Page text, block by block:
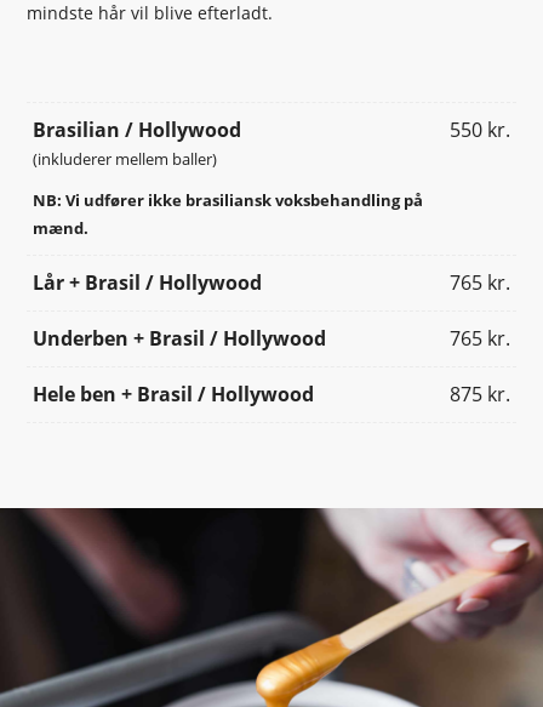
mindste hår vil blive efterladt.
Brasilian / Hollywood 550 kr.
(inkluderer mellem baller)
NB: Vi udfører ikke brasiliansk voksbehandling på
mænd.
Lår + Brasil / Hollywood 765 kr.
Underben + Brasil / Hollywood 765 kr.
Hele ben + Brasil / Hollywood 875 kr.